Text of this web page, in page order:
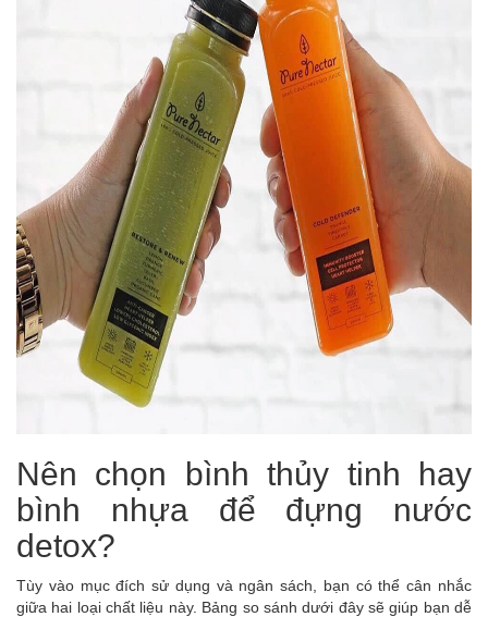
Nên chọn bình thủy tinh hay
bình nhựa để đựng nước
detox?
Tùy vào mục đích sử dụng và ngân sách, bạn có thể cân nhắc
giữa hai loại chất liệu này. Bảng so sánh dưới đây sẽ giúp bạn dễ